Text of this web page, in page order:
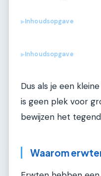
▶Inhoudsopgave
▶Inhoudsopgave
Dus als je een
is geen plek voor
bewijzen het
Waarom